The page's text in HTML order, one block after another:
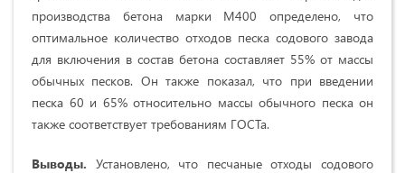
производства бетона марки М400 определено, что
оптимальное количество отходов песка содового завода
для включения в состав бетона составляет 55% от массы
обычных песков. Он также показал, что при введении
песка 60 и 65% относительно массы обычного песка он
также соответствует требованиям ГОСТа.
Выводы. Установлено, что песчаные отходы содового